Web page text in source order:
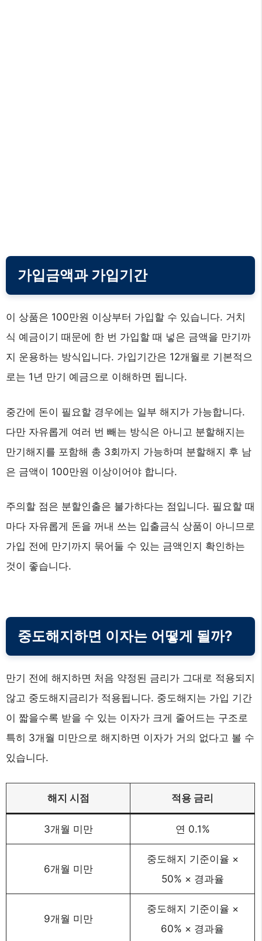
가입금액과 가입기간
이 상품은 100만원 이상부터 가입할 수 있습니다. 거치
식 예금이기 때문에 한 번 가입할 때 넣은 금액을 만기까
지 운용하는 방식입니다. 가입기간은 12개월로 기본적으
로는 1년 만기 예금으로 이해하면 됩니다.
중간에 돈이 필요할 경우에는 일부 해지가 가능합니다.
다만 자유롭게 여러 번 빼는 방식은 아니고 분할해지는
만기해지를 포함해 총 3회까지 가능하며 분할해지 후 남
은 금액이 100만원 이상이어야 합니다.
주의할 점은 분할인출은 불가하다는 점입니다. 필요할 때
마다 자유롭게 돈을 꺼내 쓰는 입출금식 상품이 아니므로
가입 전에 만기까지 묶어둘 수 있는 금액인지 확인하는
것이 좋습니다.
중도해지하면 이자는 어떻게 될까?
만기 전에 해지하면 처음 약정된 금리가 그대로 적용되지
않고 중도해지금리가 적용됩니다. 중도해지는 가입 기간
이 짧을수록 받을 수 있는 이자가 크게 줄어드는 구조로
특히 3개월 미만으로 해지하면 이자가 거의 없다고 볼 수
있습니다.
해지 시점 적용 금리
3개월 미만 연 0.1%
6개월 미만
중도해지 기준이율 ×
50% × 경과율
9개월 미만
중도해지 기준이율 ×
60% × 경과율